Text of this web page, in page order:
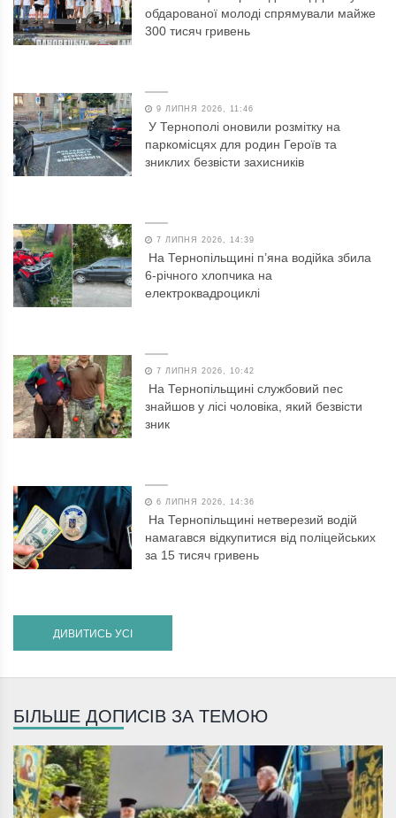
обдарованої молоді спрямували майже
300 тисяч гривень
9 ЛИПНЯ 2026, 11:46
У Тернополі оновили розмітку на
паркомісцях для родин Героїв та
зниклих безвісти захисників
7 ЛИПНЯ 2026, 14:39
На Тернопільщині п’яна водійка збила
6-річного хлопчика на
електроквадроциклі
7 ЛИПНЯ 2026, 10:42
На Тернопільщині службовий пес
знайшов у лісі чоловіка, який безвісти
зник
6 ЛИПНЯ 2026, 14:36
На Тернопільщині нетверезий водій
намагався відкупитися від поліцейських
за 15 тисяч гривень
ДИВИТИСЬ УСІ
БІЛЬШЕ ДОПИСІВ ЗА ТЕМОЮ